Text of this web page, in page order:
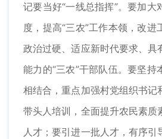
记要当好“一线总指挥”。要加大
度，提高“三农”工作本领，改进
政治过硬、适应新时代要求、具
能力的“三农”干部队伍。要坚持
相结合，重点加强村党组织书记
带头人培训，全面提升农民素质
人才；要引进一批人才，有序引